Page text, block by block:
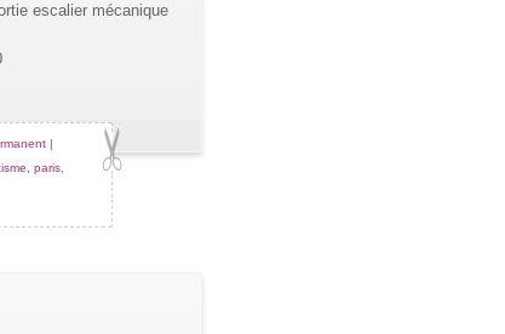
escalier mécanique
|
paris